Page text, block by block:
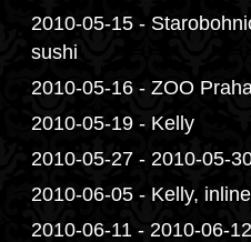
2010-05-15 -
sushi
2010-05-16 - ZOO
2010-05-19 - Kelly
2010-05-27 - 2010-05-
2010-06-05 - Kelly,
2010-06-11 - 2010-06-